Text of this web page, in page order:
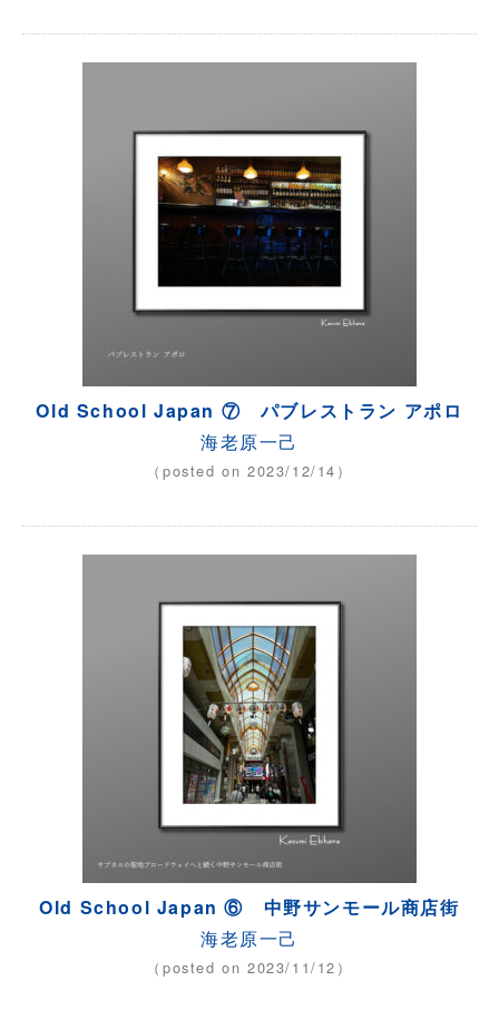
Old School Japan ⑦ パブレストラン アポロ
海老原一己
（posted on 2023/12/14）
Old School Japan ⑥ 中野サンモール商店街
海老原一己
（posted on 2023/11/12）